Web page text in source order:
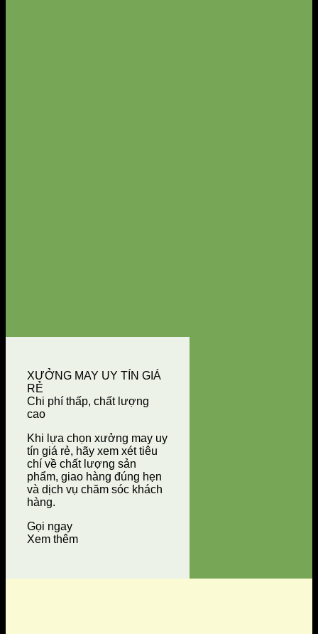
XƯỞNG MAY UY TÍN GIÁ
RẺ
Chi phí thấp, chất lượng
cao
Khi lựa chọn xưởng may uy
tín giá rẻ, hãy xem xét tiêu
chí về chất lượng sản
phẩm, giao hàng đúng hẹn
và dịch vụ chăm sóc khách
hàng.
Gọi ngay
Xem thêm